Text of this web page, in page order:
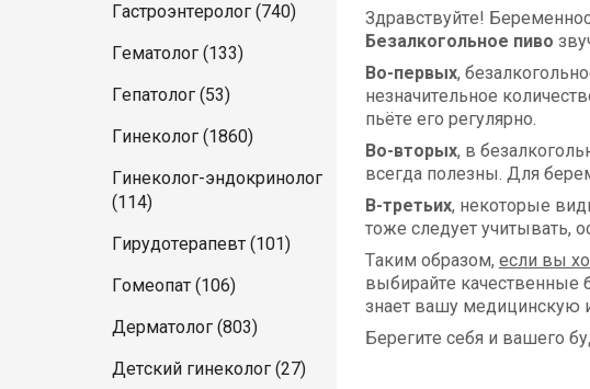
Гастроэнтеролог (740)
Гематолог (133)
Гепатолог (53)
Гинеколог (1860)
Гинеколог-эндокринолог
(114)
Гирудотерапевт (101)
Гомеопат (106)
Дерматолог (803)
Детский гинеколог (27)
Здравствуйте!
Безалкогольное пиво
Во-первых,
незначительное
пьёте его регулярно.
Во-вторых, в
всегда полезны. Для
В-третьих, некоторые
тоже следует учитывать,
Таким образом, если вы
выбирайте качественные
знает вашу медицинскую
Берегите себя и вашего